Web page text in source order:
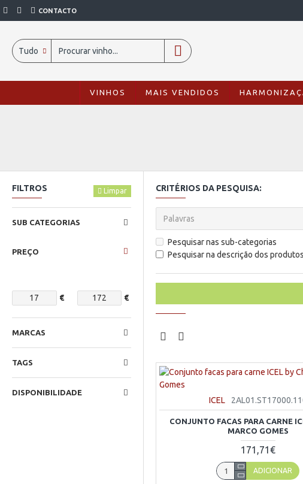
CONTACTO
Tudo
VINHOS MAIS VENDIDOS
FILTROS Limpar
PREÇO
€ €
SUB CATEGORIAS
MARCAS
TAGS
DISPONIBILIDADE
CRITÉRIOS DA PESQUISA:
Pesquisar nas sub-categorias
Pesquisar na descrição dos produtos
ICEL
CONJUNTO FACAS PARA CARNE
MARCO GOMES
171,71€
ADICIONAR